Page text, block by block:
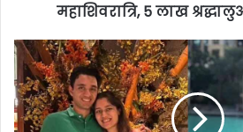
महाशिवरात्रि, 5 लाख